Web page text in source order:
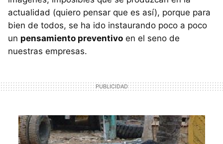
actualidad (quiero pensar que es así), porque para
bien de todos, se ha ido instaurando poco a poco
un pensamiento preventivo en el seno de
nuestras empresas.